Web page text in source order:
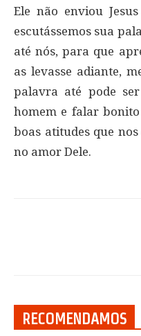
Ele não enviou
escutássemos sua
até nós, para que
as levasse adiante,
palavra até pode
homem e falar bonito
boas atitudes que
no amor Dele.
RECOMENDAMOS